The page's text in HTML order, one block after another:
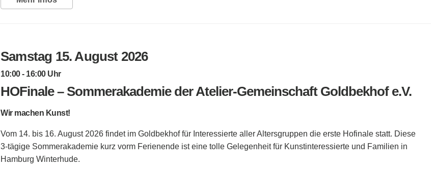
Samstag 15. August 2026
10:00 - 16:00 Uhr
HOFinale – Sommerakademie der Atelier-Gemeinschaft Goldbekhof e.V.
Wir machen Kunst!
Vom 14. bis 16. August 2026 findet im Goldbekhof für Interessierte aller Altersgruppen die erste Hofinale statt. Diese
3-tägige Sommerakademie kurz vorm Ferienende ist eine tolle Gelegenheit für Kunstinteressierte und Familien in
Hamburg Winterhude.